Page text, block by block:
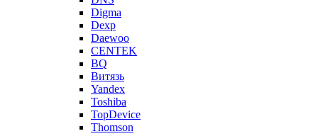
Digma
Dexp
Daewoo
CENTEK
BQ
Витязь
Yandex
Toshiba
TopDevice
Thomson